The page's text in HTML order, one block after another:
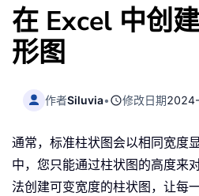
在 Excel 中创
形图
作者Siluvia• 修改日期
通常，标准柱状图会以相同宽度
中，您只能通过柱状图的高度来
法创建可变宽度的柱状图，让每